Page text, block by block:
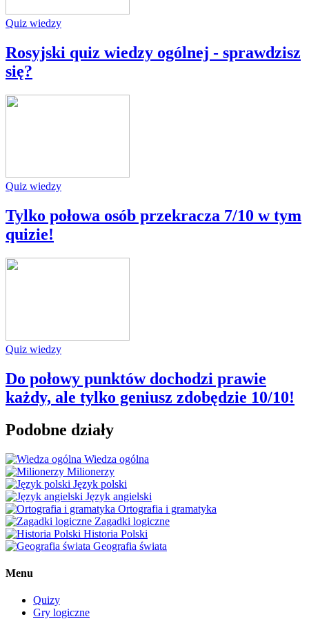
Quiz wiedzy
Rosyjski quiz wiedzy ogólnej - sprawdzisz
się?
Quiz wiedzy
Tylko połowa osób przekracza 7/10 w tym
quizie!
Quiz wiedzy
Do połowy punktów dochodzi prawie
każdy, ale tylko geniusz zdobędzie 10/10!
Podobne działy
Wiedza ogólna
Milionerzy
Język polski
Język angielski
Ortografia i gramatyka
Zagadki logiczne
Historia Polski
Geografia świata
Menu
Quizy
Gry logiczne